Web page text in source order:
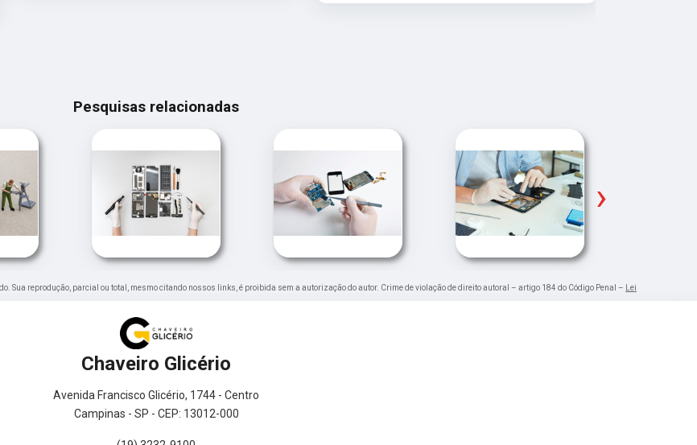
Pesquisas relacionadas
›
Sua reprodução, parcial ou total, mesmo citando nossos links, é proibida sem a autorização do autor. Crime de violação de direito autoral – artigo 184 do Código Penal –
Lei
Chaveiro Glicério
Avenida Francisco Glicério, 1744 - Centro
Campinas - SP - CEP: 13012-000